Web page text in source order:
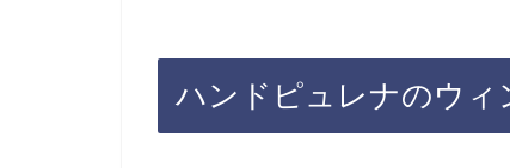
ハンドピュレナのウィ